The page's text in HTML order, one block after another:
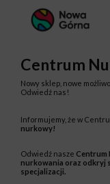
Centrum
Nowy sklep, nowe
Odwiedź nas!
Informujemy, że w
nurkowy!
Odwiedź nasze Centrum
nurkowania oraz odkryj
specjalizacji.